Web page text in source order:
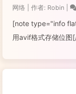
网络
作者: Robin
[note type="info
用avif格式存储位图